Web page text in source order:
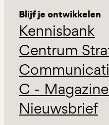
Blijf je ontwikkelen
Kennisbank
Centrum
C -
Nieuwsbrief